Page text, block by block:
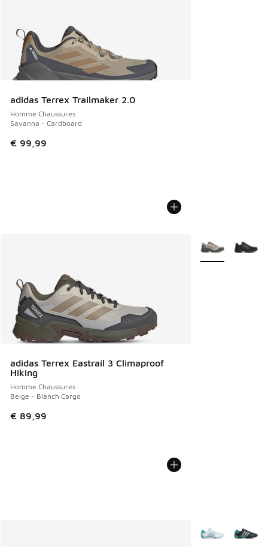
adidas Terrex Trailmaker 2.0
Homme Chaussures
Savanna - Cardboard
€ 99,99
adidas Terrex Eastrail 3 Climaproof
Hiking
Homme Chaussures
Beige - Blanch Cargo
€ 89,99
Plus de couleurs
Plus de couleurs